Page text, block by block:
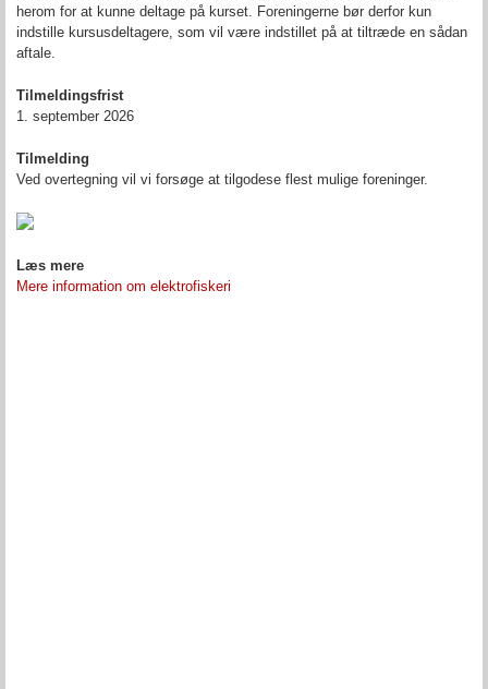
herom for at kunne deltage på kurset. Foreningerne bør derfor kun
indstille kursusdeltagere, som vil være indstillet på at tiltræde en sådan
aftale.
Tilmeldingsfrist
1. september 2026
Tilmelding
Ved overtegning vil vi forsøge at tilgodese flest mulige foreninger.
Læs mere
Mere information om elektrofiskeri